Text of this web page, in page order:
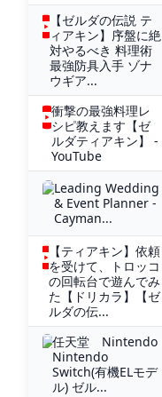
【ゼルダの伝説 テ
ィアキン】序盤に絶
対やるべき 料理術
最強防具入手 ゾナ
ウギア...
衝撃の最強料理レ
シピ教えます【ゼ
ルダティアキン】 -
YouTube
Leading Wedding
& Event Planner -
Cayman...
【ティアキン】依頼
を受けて、トロッコ
の回転台で遊んでみ
た【ドリカラ】【ゼ
ルダの伝...
任天堂 Nintendo
Nintendo
Switch(有機ELモデ
ル) ゼル...